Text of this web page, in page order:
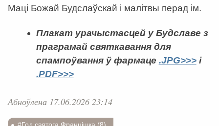
Маці Божай Будслаўскай і малітвы перад ім.
Плакат урачыстасцей у Будславе з
праграмай святкавання для
спампоўвання ў фармаце .JPG>>>і
.PDF>>>
Абноўлена 17.06.2026 23:14